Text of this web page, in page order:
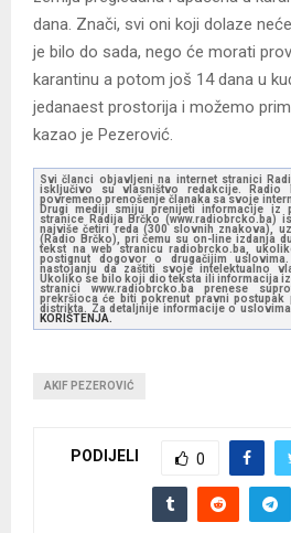
dana. Znači, svi oni koji dolaze
je bilo do sada, nego će morati
karantinu a potom još 14 dana u
jedanaest prostorija i možemo
kazao je Pezerović.
Svi članci objavljeni na internet stranici
isključivo su vlasništvo redakcije. Radio
povremeno prenošenje članaka sa svoje
Drugi mediji smiju prenijeti informacije iz
stranice Radija Brčko (www.radiobrcko.ba)
najviše četiri reda (300 slovnih znakova),
(Radio Brčko), pri čemu su on-line izdanja
tekst na web stranicu radiobrcko.ba,
postignut dogovor o drugačijim
nastojanju da zaštiti svoje intelektualno
Ukoliko se bilo koji dio teksta ili informacija
stranici www.radiobrcko.ba prenese
prekršioca će biti pokrenut pravni postupak
distrikta. Za detaljnije informacije o
KORIŠTENJA.
AKIF PEZEROVIĆ
PODIJELI 0